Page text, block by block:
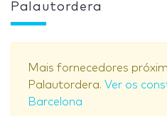
Palautordera
Mais fornecedores
Palautordera. Ver os
Barcelona